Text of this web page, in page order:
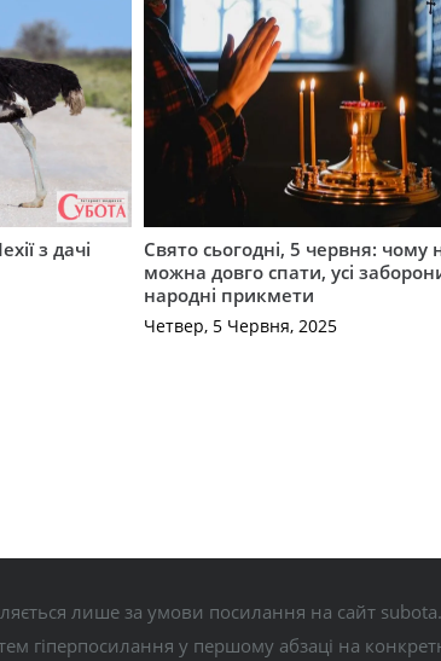
з дачі
Свято сьогодні, 5 червня: чому
можна довго спати, усі
народні прикмети
Четвер, 5 Червня, 2025
лише за умови посилання на сайт
гіперпосилання у першому абзаці на